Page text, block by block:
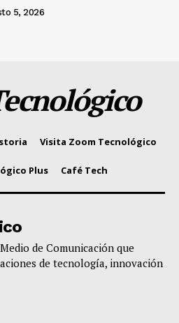
5, 2026
Visita Zoom Tecnológico
Plus Café Tech
de Comunicación que
de tecnología, innovación